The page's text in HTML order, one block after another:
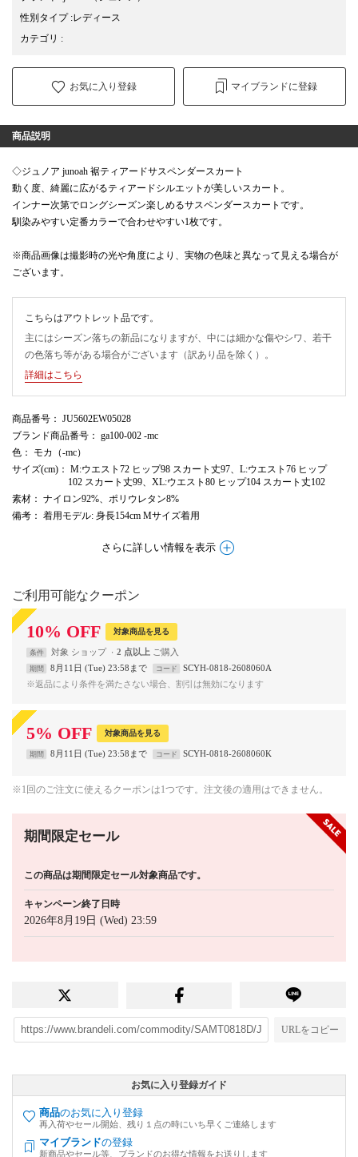
性別タイプ:レディース
カテゴリ :
お気に入り登録 マイブランドに登録
商品説明
◇ジュノア junoah 裾ティアードサスペンダースカート
動く度、綺麗に広がるティアードシルエットが美しいスカート。
インナー次第でロングシーズン楽しめるサスペンダースカートです。
馴染みやすい定番カラーで合わせやすい1枚です。
※商品画像は撮影時の光や角度により、実物の色味と異なって見える場合が
ございます。
こちらはアウトレット品です。
主にはシーズン落ちの新品になりますが、中には細かな傷やシワ、若干
の色落ち等がある場合がございます（訳あり品を除く）。
詳細はこちら
商品番号 ： JU5602EW05028
ブランド商品番号 ： ga100-002 -mc
色 ： モカ（-mc）
サイズ(cm) ： M:ウエスト72 ヒップ98 スカート丈97、L:ウエスト76 ヒップ
102 スカート丈99、XL:ウエスト80 ヒップ104 スカート丈102
素材 ： ナイロン92%、ポリウレタン8%
備考 ： 着用モデル: 身長154cm Mサイズ着用
さらに詳しい情報を表示
ご利用可能なクーポン
10% OFF 対象商品を見る
条件 対象 ショップ 2 点以上
期間 8月11日 (Tue) 23:58まで コード
SCYH-0818-2608060A
※返品により条件を満たさない場合、割引は無効になります
5% OFF 対象商品を見る
期間 8月11日 (Tue) 23:58まで コード SCYH-0818-2608060K
※1回のご注文に使えるクーポンは1つです。注文後の適用はできません。
期間限定セール
この商品は期間限定セール対象商品です。
キャンペーン終了日時
2026年8月19日 (Wed) 23:59
URLをコピー
お気に入り登録ガイド
商品のお気に入り登録
再入荷やセール開始、残り１点の時にいち早くご連絡します
マイブランドの登録
新商品やセール等、ブランドのお得な情報をお送りします